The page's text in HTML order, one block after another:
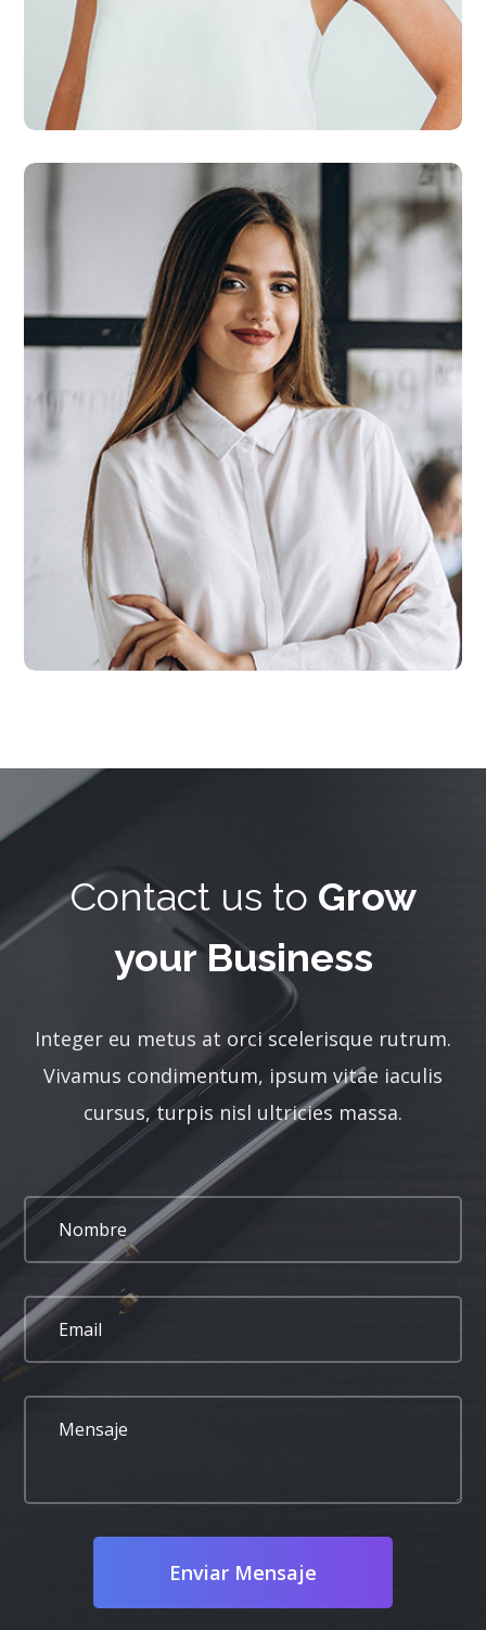
Contact us to Grow
your Business
Integer eu metus at orci scelerisque rutrum.
Vivamus condimentum, ipsum vitae iaculis
cursus, turpis nisl ultricies massa.
Enviar Mensaje